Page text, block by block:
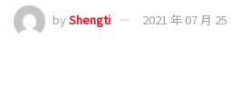
byShengti 2021 年 07 月 25